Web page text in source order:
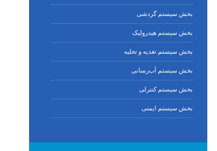
بخش سیستم گردشی
بخش سیستم هیدرولیک
بخش سیستم تغذیه و تخلیه
بخش سیستم آب‌رسانی
بخش سیستم کنترلی
بخش سیستم ایمنی